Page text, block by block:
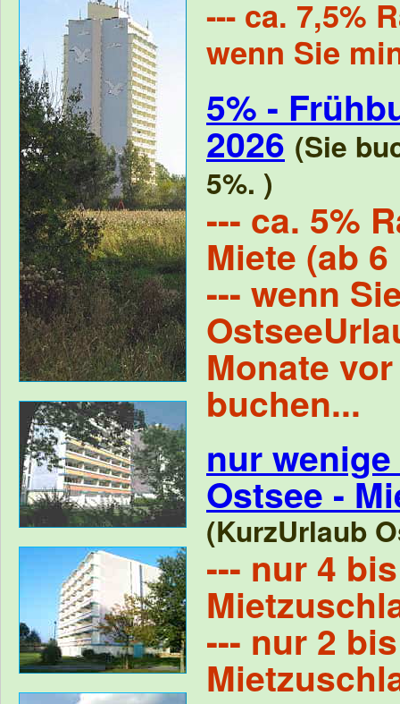
--- ca. 7,5%
wenn Sie
5% -
2026 (Sie
5%. )
--- ca. 5%
Miete (ab 6
--- wenn
Monate
buchen...
nur
Ostsee -
(KurzUrlaub
--- nur 4
--- nur 2